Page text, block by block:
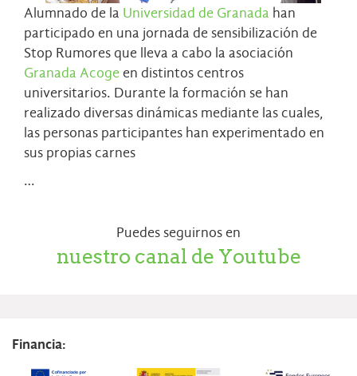
Alumnado de la Universidad de Granada han
participado en una jornada de sensibilización de
Stop Rumores que lleva a cabo la asociación
Granada Acoge en distintos centros
universitarios. Durante la formación se han
realizado diversas dinámicas mediante las cuales,
las personas participantes han experimentado en
sus propias carnes
…
Puedes seguirnos en
nuestro canal de Youtube
Financia: